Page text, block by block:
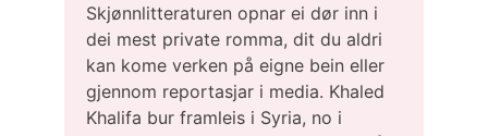
Skjønnlitteraturen opnar ei dør inn i
dei mest private romma, dit du aldri
kan kome verken på eigne bein eller
gjennom reportasjar i media. Khaled
Khalifa bur framleis i Syria, no i